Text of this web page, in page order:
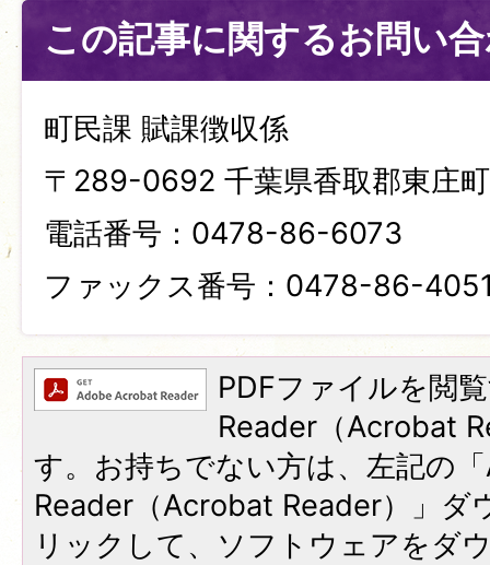
この記事に関するお問い
町民課 賦課徴収係
〒289-0692 千葉県香取郡東庄
電話番号：0478-86-6073
ファックス番号：0478-86-
PDFファイルを閲
Reader（Acrobat
す。お持ちでない方は、左記の
Reader（Acrobat Reader）」ダ
リックして、ソフトウェアをダ